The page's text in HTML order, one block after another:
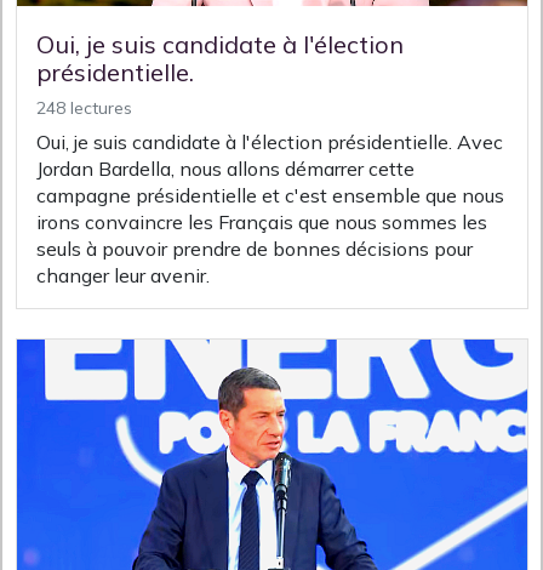
Oui, je suis candidate à l'élection
présidentielle.
248 lectures
Oui, je suis candidate à l'élection présidentielle. Avec
Jordan Bardella, nous allons démarrer cette
campagne présidentielle et c'est ensemble que nous
irons convaincre les Français que nous sommes les
seuls à pouvoir prendre de bonnes décisions pour
changer leur avenir.